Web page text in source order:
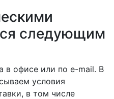
следующим
в офисе или по e-mail. В
условия
в том числе